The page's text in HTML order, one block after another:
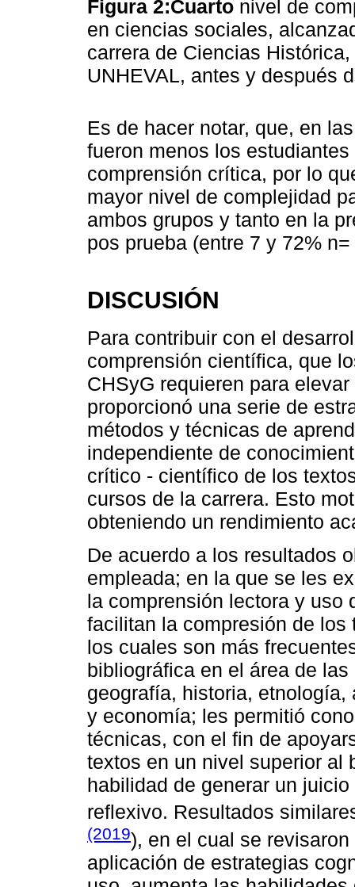
Figura 2:Cuarto nivel de
en ciencias sociales,
carrera de Ciencias
UNHEVAL, antes y después
Es de hacer notar, que, en
fueron menos los
comprensión crítica, por lo
mayor nivel de complejidad
ambos grupos y tanto en la
pos prueba (entre 7 y 72% n=
DISCUSIÓN
Para contribuir con el
comprensión científica, que
CHSyG requieren para
proporcionó una serie de
métodos y técnicas de
independiente de
crítico - científico de los
cursos de la carrera. Esto
obteniendo un rendimiento
De acuerdo a los resultados
empleada; en la que se les
la comprensión lectora y uso
facilitan la compresión de
los cuales son más
bibliográfica en el área de
geografía, historia,
y economía; les permitió
técnicas, con el fin de
textos en un nivel superior al
habilidad de generar un
reflexivo. Resultados
(2019), en el cual se
aplicación de estrategias